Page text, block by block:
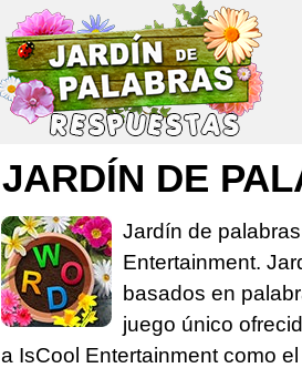
JARDÍN DE
Jardín de
Entertainment.
basados en
juego único
a IsCool Entertainment como